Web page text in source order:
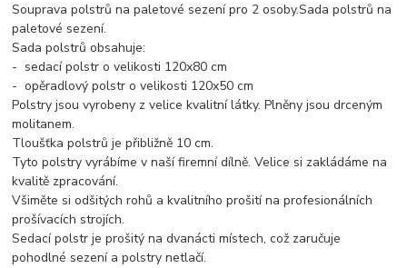
Souprava polstrů na paletové sezení pro 2 osoby.Sada polstrů na
paletové sezení.
Sada polstrů obsahuje:
- sedací polstr o velikosti 120x80 cm
- opěradlový polstr o velikosti 120x50 cm
Polstry jsou vyrobeny z velice kvalitní látky. Plněny jsou drceným
molitanem.
Tloušťka polstrů je přibližně 10 cm.
Tyto polstry vyrábíme v naší firemní dílně. Velice si zakládáme na
kvalitě zpracování.
Všiměte si odšitých rohů a kvalitního prošití na profesionálních
prošívacích strojích.
Sedací polstr je prošitý na dvanácti místech, což zaručuje
pohodlné sezení a polstry netlačí.